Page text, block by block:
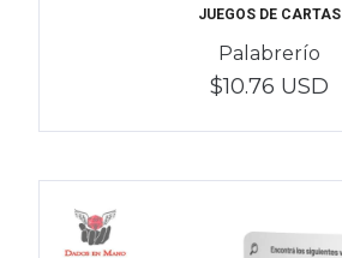
JUEGOS DE CARTAS
Palabrerío
$10.76 USD